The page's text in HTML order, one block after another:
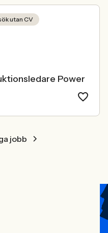
i
utan CV
Power
jobb